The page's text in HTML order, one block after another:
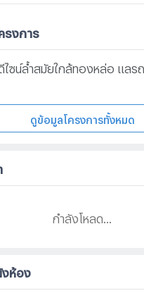
รงการ
ไซน์ล้ำสมัยใกล้ทองหล่อ แลร
ดูข้อมูลโครงการทั้งหมด
กำลังโหลด...
งห้อง